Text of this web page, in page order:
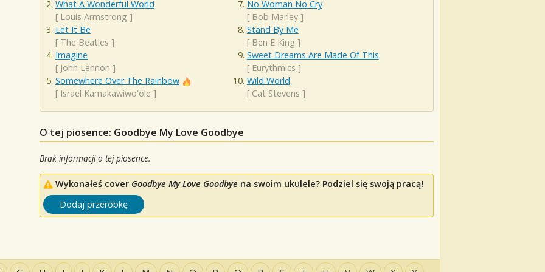
What A Wonderful World
[ Louis Armstrong ]
Let It Be
[ The Beatles ]
Imagine
[ John Lennon ]
Somewhere Over The Rainbow
[ Israel Kamakawiwo'ole ]
No Woman No Cry
[ Bob Marley]
Stand By Me
[ Ben E King ]
Sweet Dreams Are Made Of This
[ Eurythmics ]
Wild World
[ Cat Stevens ]
O tej piosence: Goodbye My Love Goodbye
Brak informacji o tej piosence.
Wykonałeś cover Goodbye My Love Goodbye na swoim ukulele? Podziel się swoją pracą!
Dodaj przeróbkę